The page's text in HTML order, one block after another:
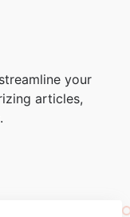
your
articles,